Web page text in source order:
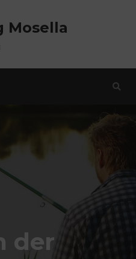
Mosella
der